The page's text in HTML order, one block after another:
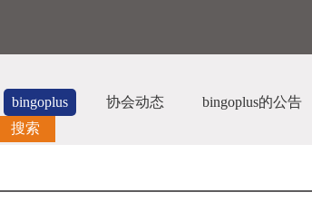
bingoplus 协会动态 bingoplus的公告
搜索